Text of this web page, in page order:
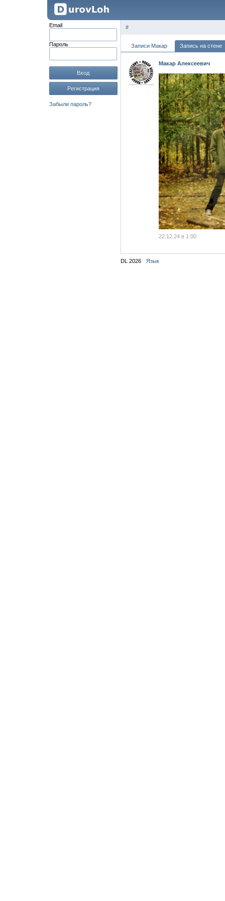
Email
Пароль
Вход
Регистрация
Забыли пароль?
#
Записи Макар Запись на стене
Макар Алексеевич
22.12.24 в 1:00
DL 2026 Язык